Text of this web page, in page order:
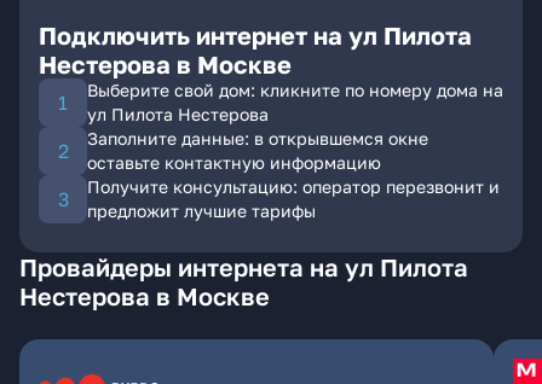
Подключить интернет на ул Пилота
Нестерова в Москве
Выберите свой дом: кликните по номеру дома на
ул Пилота Нестерова
Заполните данные: в открывшемся окне
оставьте контактную информацию
Получите консультацию: оператор перезвонит и
предложит лучшие тарифы
Провайдеры интернета на ул Пилота
Нестерова в Москве